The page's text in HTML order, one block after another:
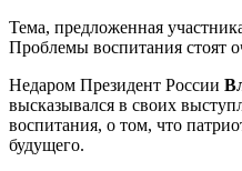
Тема, предложенная
Проблемы воспитания стоят
Недаром Президент России
высказывался в своих
воспитания, о том, что
будущего.